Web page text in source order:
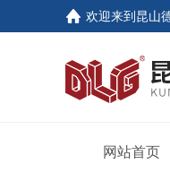
欢迎来到 昆山
网站首页